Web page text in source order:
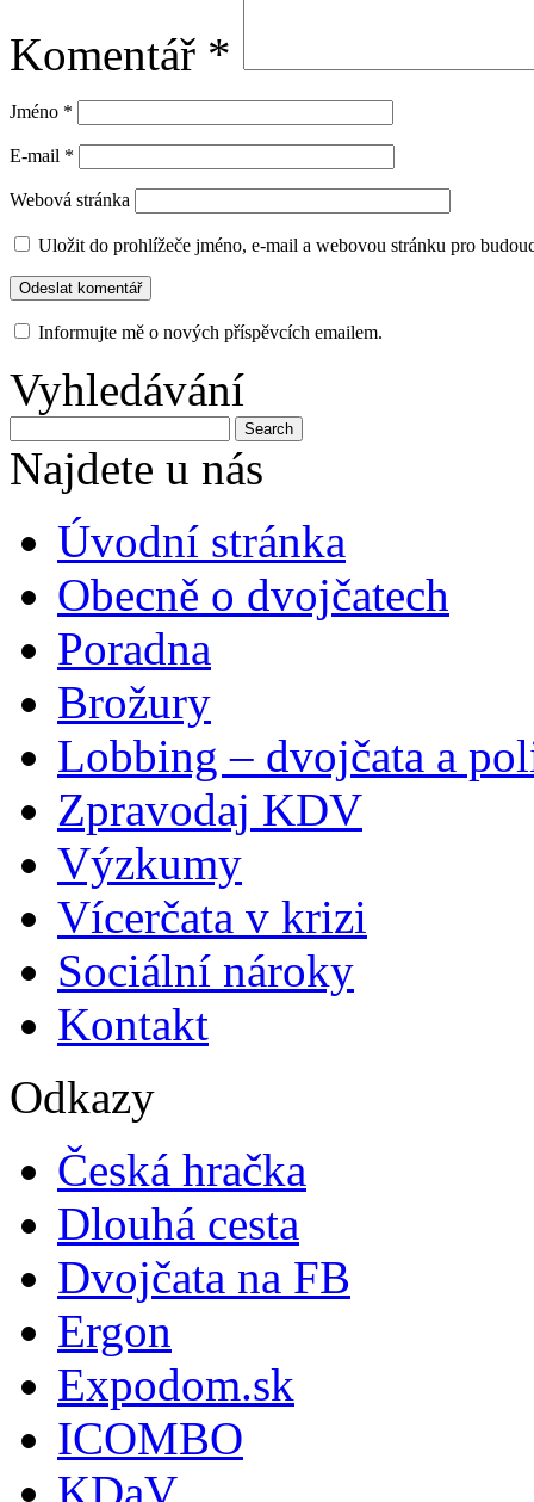
Komentář *
Jméno *
E-mail *
Webová stránka
Uložit do prohlížeče jméno, e-mail a webovou stránku pro
Informujte mě o nových příspěvcích emailem.
Vyhledávání
Najdete u nás
Úvodní stránka
Obecně o dvojčatech
Poradna
Brožury
Lobbing – dvojčata a
Zpravodaj KDV
Výzkumy
Vícerčata v krizi
Sociální nároky
Kontakt
Odkazy
Česká hračka
Dlouhá cesta
Dvojčata na FB
Ergon
Expodom.sk
ICOMBO